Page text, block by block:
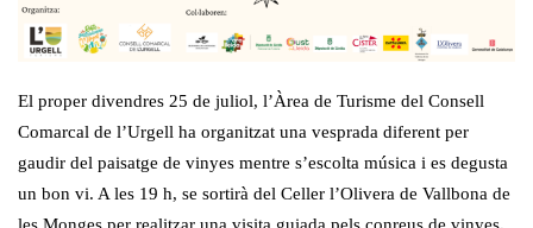
El proper divendres 25 de juliol, l’Àrea de Turisme del Consell
Comarcal de l’Urgell ha organitzat una vesprada diferent per
gaudir del paisatge de vinyes mentre s’escolta música i es degusta
un bon vi. A les 19 h, se sortirà del Celler l’Olivera de Vallbona de